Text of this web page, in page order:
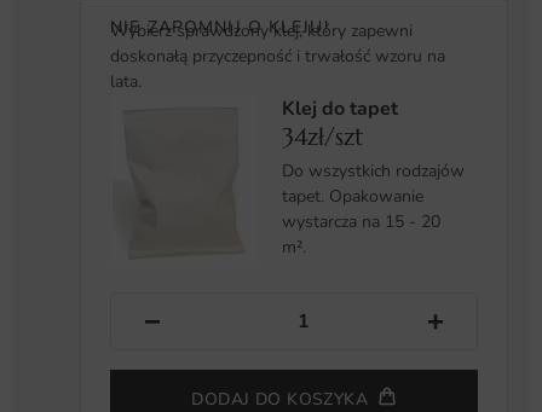
NIE ZAPOMNIJ O KLEJU!
Wybierz sprawdzony klej, który zapewni
doskonałą przyczepność i trwałość wzoru na
lata.
Klej do tapet
34zł/szt
Do wszystkich rodzajów
tapet. Opakowanie
wystarcza na 15 - 20
m².
− +
DODAJ DO KOSZYKA